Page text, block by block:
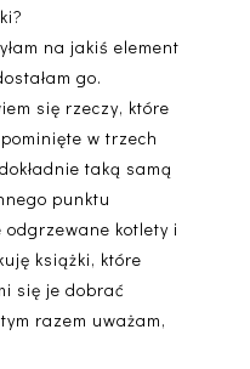
na jakiś element
go.
się rzeczy, które
w trzech
taką samą
punktu
kotlety i
książki, które
się je dobrać
razem uważam,